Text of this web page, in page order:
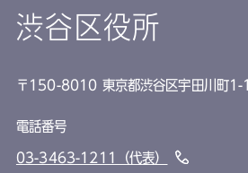
渋谷区役所
〒150-8010 東京都渋谷区宇田川町1-1
電話番号
03-3463-1211（代表）